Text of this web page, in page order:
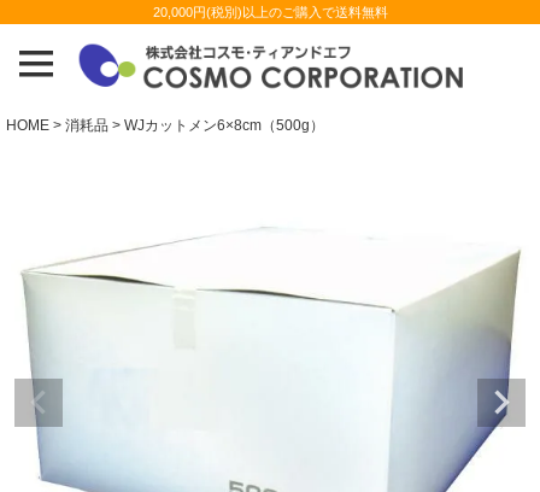
20,000円(税別)以上のご購入で送料無料
HOME 消耗品 WJカットメン6×8cm（500g）